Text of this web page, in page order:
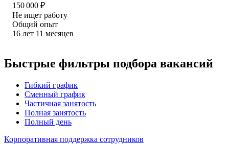
150 000 ₽
Не ищет работу
Общий опыт
16 лет 11 месяцев
Быстрые фильтры подбора вакансий
Гибкий график
Сменный график
Частичная занятость
Полная занятость
Полный день
Корпоративная поддержка сотрудников